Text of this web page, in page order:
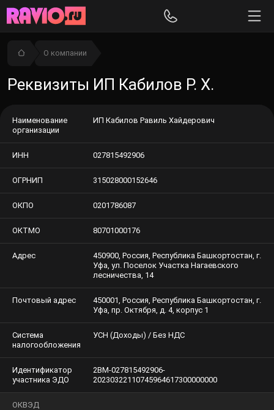
О компании
Реквизиты ИП Кабилов Р. Х.
Наименование
организации
ИП Кабилов Равиль Хайдерович
ИНН 027815492906
ОГРНИП 315028000152646
ОКПО 0201786087
ОКТМО 80701000176
Адрес
450900, Россия, Республика Башкортостан, г.
Уфа, ул. Поселок Участка Нагаевского
лесничества, 14
Почтовый адрес
450001, Россия, Республика Башкортостан, г.
Уфа, пр. Октября, д. 4, корпус 1
Система
налогообложения
УСН (Доходы) / Без НДС
Идентификатор
участника ЭДО
2BM-027815492906-
20230322110745964617300000000
ОКВЭД